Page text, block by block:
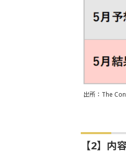
出所：The
【2】内